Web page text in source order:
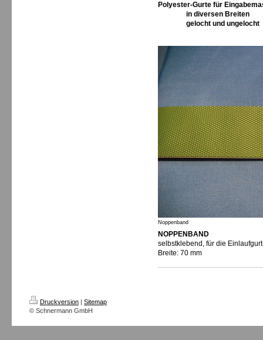
Polyester-Gurte für
in diversen
gelocht und ungelocht
Noppenband
NOPPENBAND
selbstklebend, für die
Breite: 70 mm
Druckversion | Sitemap
© Schnermann GmbH